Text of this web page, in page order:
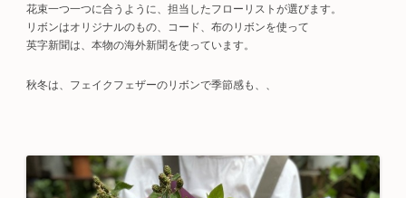
花束一つ一つに合うように、担当したフローリストが選びます。
リボンはオリジナルのもの、コード、布のリボンを使って
英字新聞は、本物の海外新聞を使っています。
秋冬は、フェイクフェザーのリボンで季節感も、、